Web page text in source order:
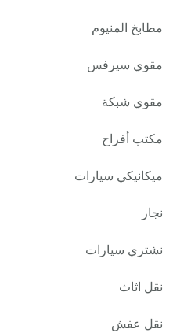
مطابخ المنيوم
مقوي سيرفس
مقوي شبكة
مكتب أفراح
ميكانيكي سيارات
نجار
نشتري سيارات
نقل اثاث
نقل عفش